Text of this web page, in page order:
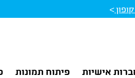
>
אישיות פיתוח תמונות